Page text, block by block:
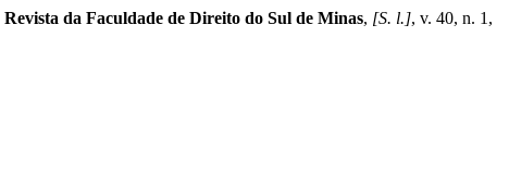
Revista da Faculdade de Direito do Sul de Minas, [S. l.], v. 40, n. 1,